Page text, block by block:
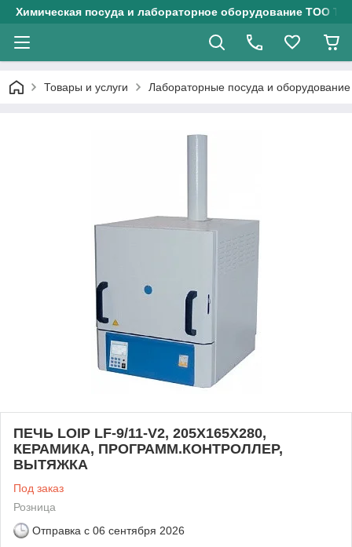
Химическая посуда и лабораторное оборудование ТОО
Товары и услуги Лабораторные посуда и оборудование
ПЕЧЬ LOIP LF-9/11-V2, 205Х165Х280,
КЕРАМИКА, ПРОГРАММ.КОНТРОЛЛЕР,
ВЫТЯЖКА
Под заказ
Розница
Отправка с 06 сентября 2026